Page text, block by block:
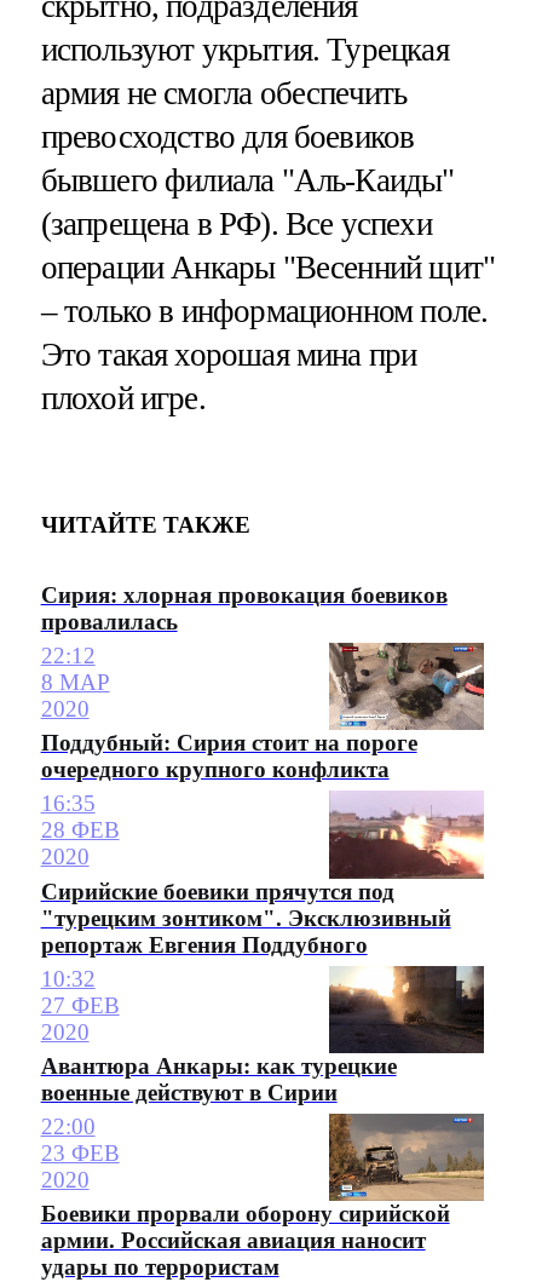
используют укрытия. Турецкая
армия не смогла обеспечить
превосходство для боевиков
бывшего филиала "Аль-Каиды"
(запрещена в РФ). Все успехи
операции Анкары "Весенний щит"
– только в информационном поле.
Это такая хорошая мина при
плохой игре.
ЧИТАЙТЕ ТАКЖЕ
Сирия: хлорная провокация боевиков
провалилась
22:12
8 МАР
2020
Поддубный: Сирия стоит на пороге
очередного крупного конфликта
16:35
28 ФЕВ
2020
Сирийские боевики прячутся под
"турецким зонтиком". Эксклюзивный
репортаж Евгения Поддубного
10:32
27 ФЕВ
2020
Авантюра Анкары: как турецкие
военные действуют в Сирии
22:00
23 ФЕВ
2020
Боевики прорвали оборону сирийской
армии. Российская авиация наносит
удары по террористам